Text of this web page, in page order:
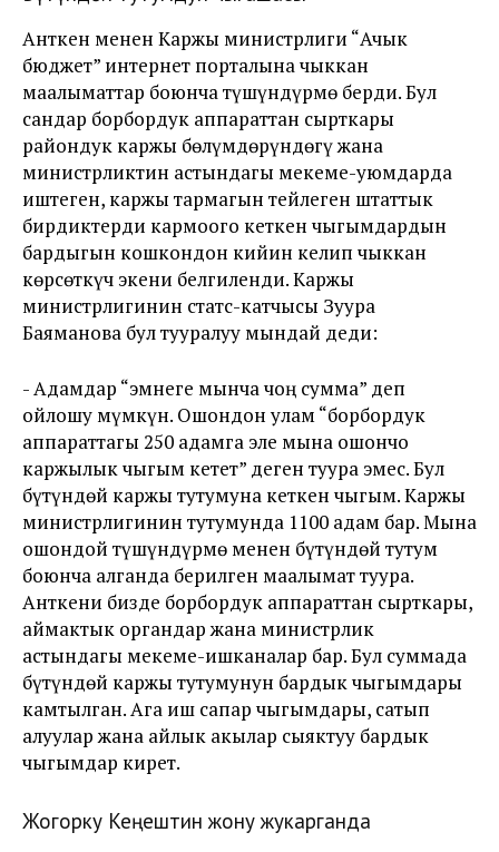
Анткен менен Каржы министрлиги “Ачык
бюджет” интернет порталына чыккан
маалыматтар боюнча түшүндүрмө берди. Бул
сандар борбордук аппараттан сырткары
райондук каржы бөлүмдөрүндөгү жана
министрликтин астындагы мекеме-уюмдарда
иштеген, каржы тармагын тейлеген штаттык
бирдиктерди кармоого кеткен чыгымдардын
бардыгын кошкондон кийин келип чыккан
көрсөткүч экени белгиленди. Каржы
министрлигинин статс-катчысы Зуура
Баяманова бул тууралуу мындай деди:
- Адамдар “эмнеге мынча чоң сумма” деп
ойлошу мүмкүн. Ошондон улам “борбордук
аппараттагы 250 адамга эле мына ошончо
каржылык чыгым кетет” деген туура эмес. Бул
бүтүндөй каржы тутумуна кеткен чыгым. Каржы
министрлигинин тутумунда 1100 адам бар. Мына
ошондой түшүндүрмө менен бүтүндөй тутум
боюнча алганда берилген маалымат туура.
Анткени бизде борбордук аппараттан сырткары,
аймактык органдар жана министрлик
астындагы мекеме-ишканалар бар. Бул суммада
бүтүндөй каржы тутумунун бардык чыгымдары
камтылган. Ага иш сапар чыгымдары, сатып
алуулар жана айлык акылар сыяктуу бардык
чыгымдар кирет.
Жогорку Кеңештин жону жукарганда